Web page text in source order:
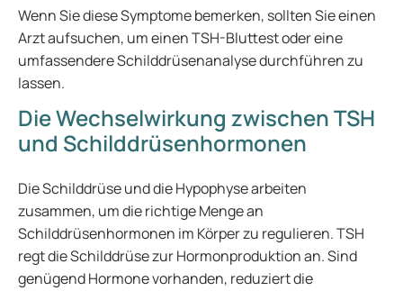
Wenn Sie diese Symptome bemerken, sollten Sie einen
Arzt aufsuchen, um einen TSH-Bluttest oder eine
umfassendere Schilddrüsenanalyse durchführen zu
lassen.
Die Wechselwirkung zwischen TSH
und Schilddrüsenhormonen
Die Schilddrüse und die Hypophyse arbeiten
zusammen, um die richtige Menge an
Schilddrüsenhormonen im Körper zu regulieren. TSH
regt die Schilddrüse zur Hormonproduktion an. Sind
genügend Hormone vorhanden, reduziert die